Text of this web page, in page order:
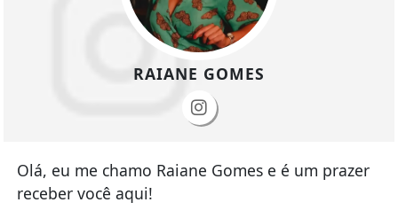
RAIANE GOMES
Olá, eu me chamo Raiane Gomes e é um prazer
receber você aqui!